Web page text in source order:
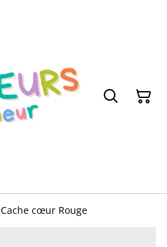
Cache cœur Rouge